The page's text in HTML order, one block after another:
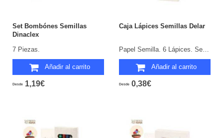
Set Bombónes Semillas
Dinaclex
7 Piezas.
Añadir al carrito
Desde 1,19€
Caja Lápices Semillas Delar
Añadir al carrito
Desde 0,38€